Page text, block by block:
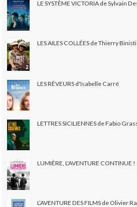
LE SYSTÈME VICTORIA de Sylvain
LES AILES COLLÉES de Thierry Binisti
LES RÊVEURS d'Isabelle Carré
LETTRES SICILIENNES de Fabio
LUMIÈRE, L'AVENTURE
L’AVENTURE DES FILMS de Olivier